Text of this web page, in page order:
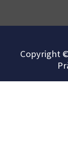
Copyright